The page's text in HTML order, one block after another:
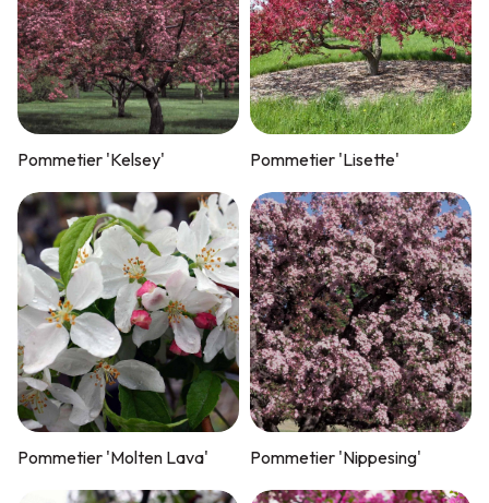
Pommetier 'Kelsey' Pommetier 'Lisette'
Pommetier 'Molten Lava' Pommetier 'Nippesing'